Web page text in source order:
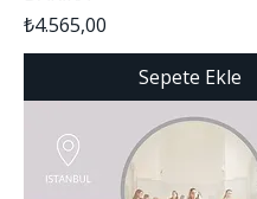
Fiyat
₺4.565,00
Sepete Ekle